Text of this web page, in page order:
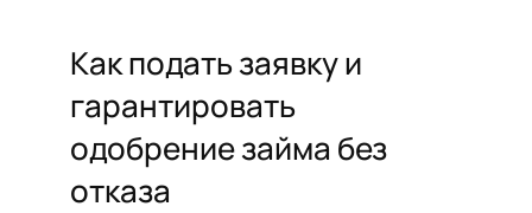
Как подать заявку и
гарантировать
одобрение займа без
отказа